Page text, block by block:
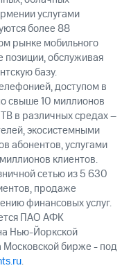
услугами
более 88
рынке мобильного
обслуживая
базу.
доступом в
свыше 10 миллионов
в различных средах –
экосистемными
абонентов, услугами
клиентов.
сетью из 5 630
продаже
финансовых услуг.
ПАО АФК
Нью-Йоркской
бирже - под
.